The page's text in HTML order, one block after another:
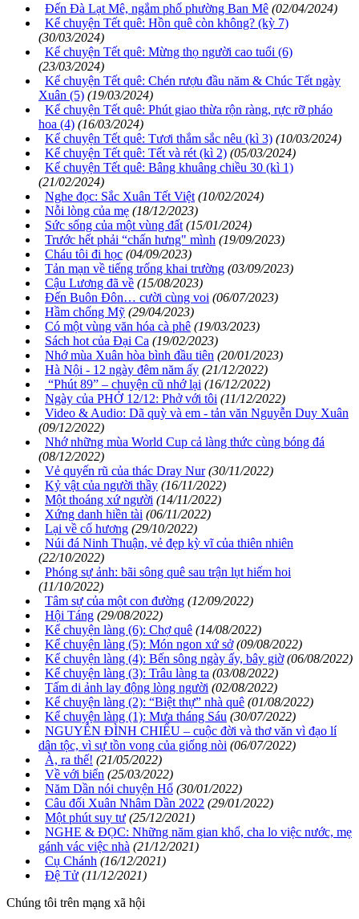
Đến Đà Lạt Mê, ngắm phố phường Ban Mê (02/04/2024)
Kể chuyện Tết quê: Hồn quê còn không? (kỳ 7)
(30/03/2024)
Kể chuyện Tết quê: Mừng thọ người cao tuổi (6)
(23/03/2024)
Kể chuyện Tết quê: Chén rượu đầu năm & Chúc Tết ngày
Xuân (5) (19/03/2024)
Kể chuyện Tết quê: Phút giao thừa rộn ràng, rực rỡ pháo
hoa (4) (16/03/2024)
Kể chuyện Tết quê: Tươi thắm sắc nêu (kì 3) (10/03/2024)
Kể chuyện Tết quê: Tết và rét (kì 2) (05/03/2024)
Kể chuyện Tết quê: Bâng khuâng chiều 30 (kì 1)
(21/02/2024)
Nghe đọc: Sắc Xuân Tết Việt (10/02/2024)
Nỗi lòng của mẹ (18/12/2023)
Sức sống của một vùng đất (15/01/2024)
Trước hết phải “chấn hưng" mình (19/09/2023)
Cháu tôi đi học (04/09/2023)
Tản mạn về tiếng trống khai trường (03/09/2023)
Cậu Lương đã về (15/08/2023)
Đến Buôn Đôn… cười cùng voi (06/07/2023)
Hầm chống Mỹ (29/04/2023)
Có một vùng văn hóa cà phê (19/03/2023)
Sách hot của Đại Ca (19/02/2023)
Nhớ mùa Xuân hòa bình đầu tiên (20/01/2023)
Hà Nội - 12 ngày đêm năm ấy (21/12/2022)
“Phút 89” – chuyện cũ nhớ lại (16/12/2022)
Ngày của PHỞ 12/12: Phở với tôi (11/12/2022)
Video & Audio: Dã quỳ và em - tản văn Nguyễn Duy Xuân
(09/12/2022)
Nhớ những mùa World Cup cả làng thức cùng bóng đá
(08/12/2022)
Vẻ quyến rũ của thác Dray Nur (30/11/2022)
Kỷ vật của người thầy (16/11/2022)
Một thoáng xứ người (14/11/2022)
Xứng danh hiền tài (06/11/2022)
Lại về cố hương (29/10/2022)
Núi đá Ninh Thuận, vẻ đẹp kỳ vĩ của thiên nhiên
(22/10/2022)
Phóng sự ảnh: bãi sông quê sau trận lụt hiếm hoi
(11/10/2022)
Tâm sự của một con đường (12/09/2022)
Hội Táng (29/08/2022)
Kể chuyện làng (6): Chợ quê (14/08/2022)
Kể chuyện làng (5): Món ngon xứ sở (09/08/2022)
Kể chuyện làng (4): Bến sông ngày ấy, bây giờ (06/08/2022)
Kể chuyện làng (3): Trâu làng ta (03/08/2022)
Tấm di ảnh lay động lòng người (02/08/2022)
Kể chuyện làng (2): “Biệt thự” nhà quê (01/08/2022)
Kể chuyện làng (1): Mưa tháng Sáu (30/07/2022)
NGUYỄN ĐÌNH CHIỂU – cuộc đời và thơ văn vì đạo lí
dân tộc, vì sự tồn vong của giống nòi (06/07/2022)
À, ra thế! (21/05/2022)
Về với biển (25/03/2022)
Năm Dần nói chuyện Hổ (30/01/2022)
Câu đối Xuân Nhâm Dần 2022 (29/01/2022)
Một phút suy tư (25/12/2021)
NGHE & ĐỌC: Những năm gian khổ, cha lo việc nước, mẹ
gánh vác việc nhà (21/12/2021)
Cụ Chánh (16/12/2021)
Đệ Tử (11/12/2021)
Chúng tôi trên mạng xã hội